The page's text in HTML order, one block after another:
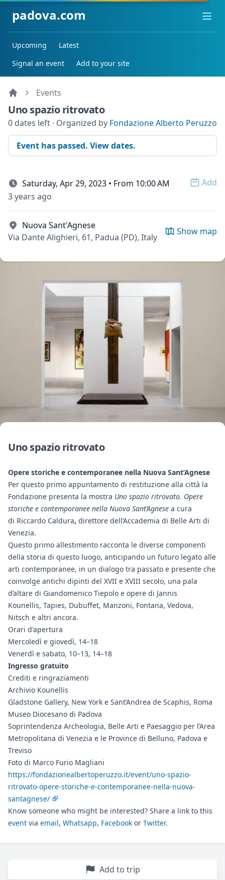
padova.com
Upcoming
Latest
Signal an event
Add to your site
Events
Uno spazio ritrovato
0 dates left · Organized by Fondazione Alberto Peruzzo
Event has passed. View dates.
Saturday, Apr 29, 2023 • From 10:00 AM
Add
3 years ago
Nuova Sant'Agnese
Via Dante Alighieri, 61, Padua (PD), Italy
Show map
Uno spazio ritrovato
Opere storiche e contemporanee nella Nuova Sant’Agnese
Per questo primo appuntamento di restituzione alla città la
Fondazione presenta la mostra Uno spazio ritrovato. Opere
storiche e contemporanee nella Nuova Sant’Agnese a cura
di Riccardo Caldura, direttore dell’Accademia di Belle Arti di
Venezia.
Questo primo allestimento racconta le diverse componenti
della storia di questo luogo, anticipando un futuro legato alle
arti contemporanee, in un dialogo tra passato e presente che
coinvolge antichi dipinti del XVII e XVIII secolo, una pala
d’altare di Giandomenico Tiepolo e opere di Jannis
Kounellis, Tapies, Dubuffet, Manzoni, Fontana, Vedova,
Nitsch e altri ancora.
Orari d'apertura
Mercoledì e giovedì, 14–18
Venerdì e sabato, 10–13, 14–18
Ingresso gratuito
Crediti e ringraziamenti
Archivio Kounellis
Gladstone Gallery, New York e Sant’Andrea de Scaphis, Roma
Museo Diocesano di Padova
Soprintendenza Archeologia, Belle Arti e Paesaggio per l’Area
Metropolitana di Venezia e le Province di Belluno, Padova e
Treviso
Foto di Marco Furio Magliani
https://fondazionealbertoperuzzo.it/event/uno-spazio-
ritrovato-opere-storiche-e-contemporanee-nella-nuova-
santagnese/
Know someone who might be interested? Share a link to this
event via email, Whatsapp, Facebook or Twitter.
Add to trip